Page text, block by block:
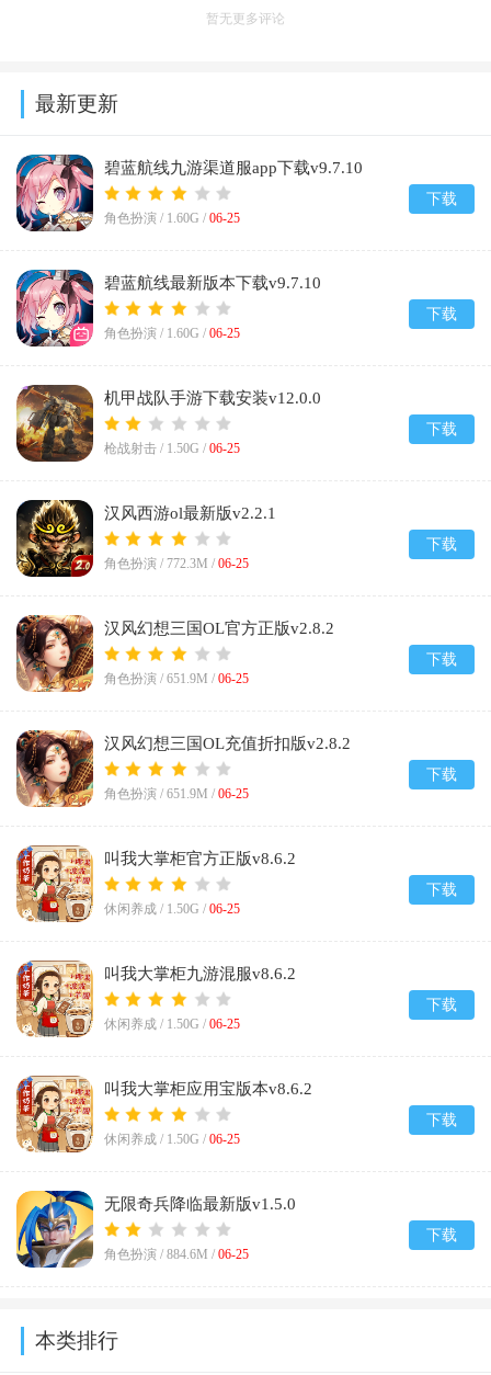
暂无更多评论
最新更新
碧蓝航线九游渠道服app下载v9.7.10
角色扮演 / 1.60G / 06-25
下载
碧蓝航线最新版本下载v9.7.10
角色扮演 / 1.60G / 06-25
下载
机甲战队手游下载安装v12.0.0
枪战射击 / 1.50G / 06-25
下载
汉风西游ol最新版v2.2.1
角色扮演 / 772.3M / 06-25
下载
汉风幻想三国OL官方正版v2.8.2
角色扮演 / 651.9M / 06-25
下载
汉风幻想三国OL充值折扣版v2.8.2
角色扮演 / 651.9M / 06-25
下载
叫我大掌柜官方正版v8.6.2
休闲养成 / 1.50G / 06-25
下载
叫我大掌柜九游混服v8.6.2
休闲养成 / 1.50G / 06-25
下载
叫我大掌柜应用宝版本v8.6.2
休闲养成 / 1.50G / 06-25
下载
无限奇兵降临最新版v1.5.0
角色扮演 / 884.6M / 06-25
下载
本类排行